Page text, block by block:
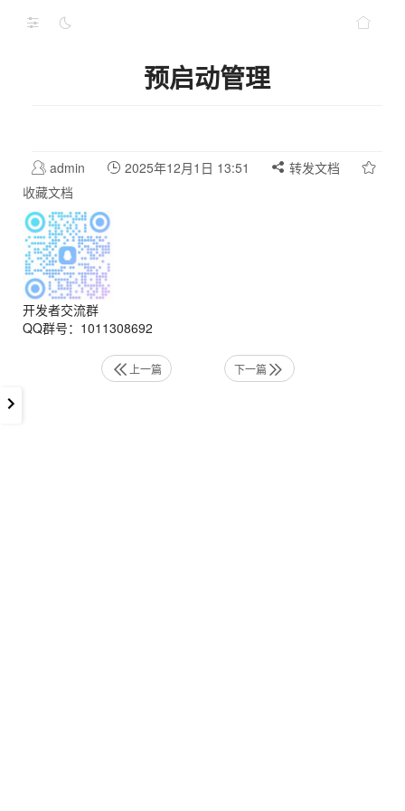
预启动管理
admin 2025年12月1日 13:51
转发文档
收藏文档
开发者交流群
QQ群号：1011308692
上一篇 下一篇